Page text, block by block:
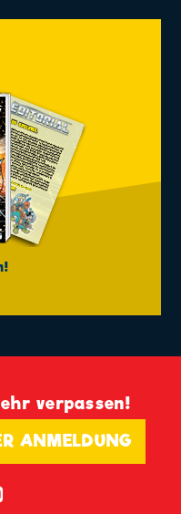
verpassen!
ANMELDUNG